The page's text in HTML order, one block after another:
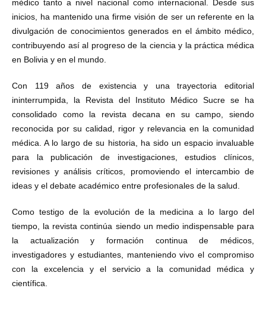
médico tanto a nivel nacional como internacional. Desde sus
inicios, ha mantenido una firme visión de ser un referente en la
divulgación de conocimientos generados en el ámbito médico,
contribuyendo así al progreso de la ciencia y la práctica médica
en Bolivia y en el mundo.
Con 119 años de existencia y una trayectoria editorial
ininterrumpida, la Revista del Instituto Médico Sucre se ha
consolidado como la revista decana en su campo, siendo
reconocida por su calidad, rigor y relevancia en la comunidad
médica. A lo largo de su historia, ha sido un espacio invaluable
para la publicación de investigaciones, estudios clínicos,
revisiones y análisis críticos, promoviendo el intercambio de
ideas y el debate académico entre profesionales de la salud.
Como testigo de la evolución de la medicina a lo largo del
tiempo, la revista continúa siendo un medio indispensable para
la actualización y formación continua de médicos,
investigadores y estudiantes, manteniendo vivo el compromiso
con la excelencia y el servicio a la comunidad médica y
científica.